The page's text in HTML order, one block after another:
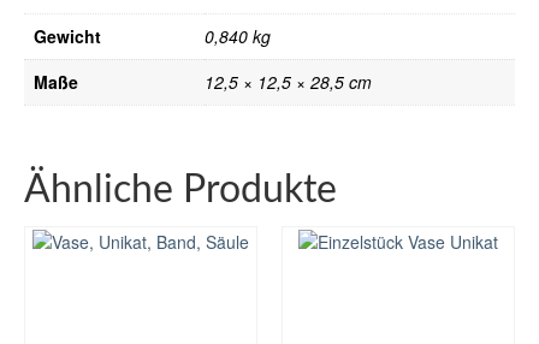
Gewicht
0,840 kg
Maße
12,5 × 12,5 × 28,5 cm
Ähnliche Produkte